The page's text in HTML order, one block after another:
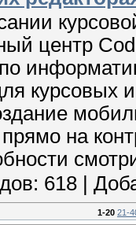
центр
курсовых
на
618
1-20 21-